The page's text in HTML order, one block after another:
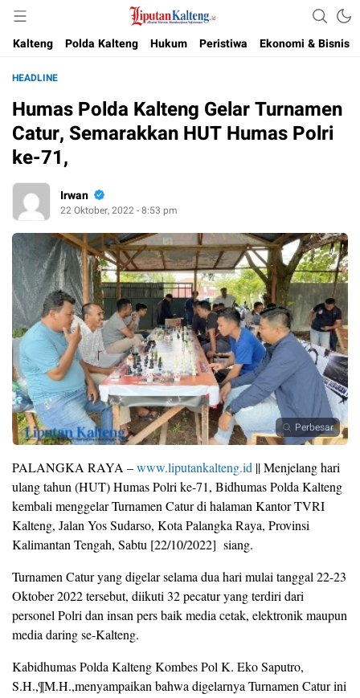
Liputan Kalteng
Akurat, Terpercaya & Independent
Kalteng
Polda Kalteng Hukum Peristiwa Ekonomi & Bisnis
HEADLINE
Humas Polda Kalteng Gelar Turnamen
Catur, Semarakkan HUT Humas Polri
ke-71,
Irwan
22 Oktober, 2022 - 8:53 pm
Perbesar
PALANGKA RAYA –www.liputankalteng.id || Menjelang hari
ulang tahun (HUT) Humas Polri ke-71, Bidhumas Polda Kalteng
kembali menggelar Turnamen Catur di halaman Kantor TVRI
Kalteng, Jalan Yos Sudarso, Kota Palangka Raya, Provinsi
Kalimantan Tengah, Sabtu [22/10/2022] siang.
Turnamen Catur yang digelar selama dua hari mulai tanggal 22-23
Oktober 2022 tersebut, diikuti 32 pecatur yang terdiri dari
personel Polri dan insan pers baik media cetak, elektronik maupun
media daring se-Kalteng.
Kabidhumas Polda Kalteng Kombes Pol K. Eko Saputro,
S.H.,¶M.H.,menyampaikan bahwa digelarnya Turnamen Catur ini